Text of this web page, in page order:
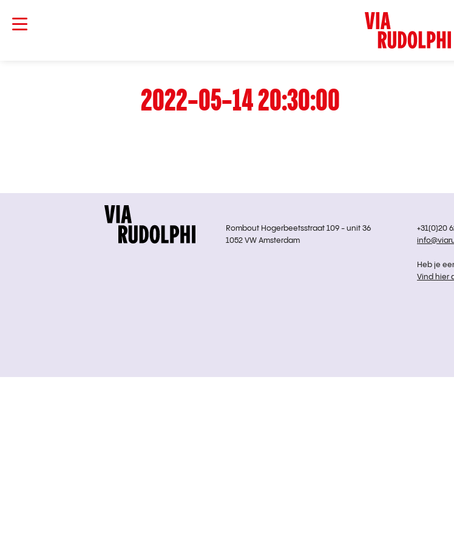
2022-05-14 20:30:00
Rombout Hogerbeetsstraat 109 - unit 36
1052 VW Amsterdam
+31(0)20
Heb je
Vind hier